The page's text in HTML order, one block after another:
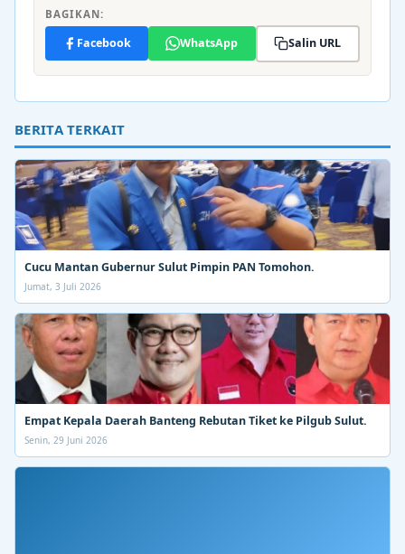
BAGIKAN:
Facebook WhatsApp Salin URL
BERITA TERKAIT
Cucu Mantan Gubernur Sulut Pimpin PAN Tomohon.
Jumat, 3 Juli 2026
Empat Kepala Daerah Banteng Rebutan Tiket ke Pilgub Sulut.
Senin, 29 Juni 2026